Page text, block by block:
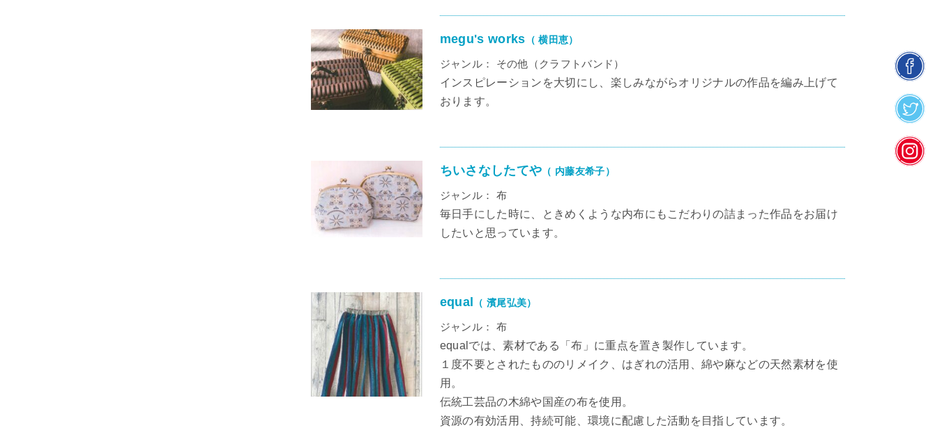
megu's works （ 横田恵）
ジャンル： その他（クラフトバンド）
インスピレーションを大切にし、楽しみながらオリジナルの作品を編み上げて
おります。
ちいさなしたてや （ 内藤友希子）
ジャンル： 布
毎日手にした時に、ときめくような内布にもこだわりの詰まった作品をお届け
したいと思っています。
equal （ 濱尾弘美）
ジャンル： 布
equalでは、素材である「布」に重点を置き製作しています。
１度不要とされたもののリメイク、はぎれの活用、綿や麻などの天然素材を使
用。
伝統工芸品の木綿や国産の布を使用。
資源の有効活用、持続可能、環境に配慮した活動を目指しています。